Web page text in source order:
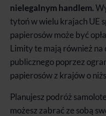
nielegalnym handlem.
tytoń w wielu krajach UE
papierosów może być
Limity te mają również
publicznego poprzez
papierosów z krajów o
Planujesz podróż
możesz zabrać ze sobą